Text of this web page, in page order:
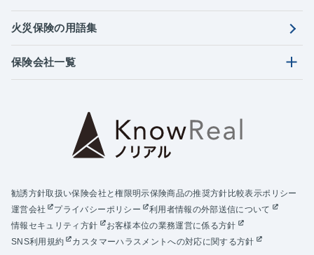
火災保険の用語集
保険会社一覧
勧誘方針取扱い保険会社と権限明示保険商品の推奨方針比較表示ポリシー
運営会社
プライバシーポリシー
利用者情報の外部送信について
情報セキュリティ方針
お客様本位の業務運営に係る方針
SNS利用規約
カスタマーハラスメントへの対応に関する方針